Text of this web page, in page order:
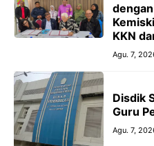
KKN
Agu. 7,
Disdik
Guru
Agu. 7,